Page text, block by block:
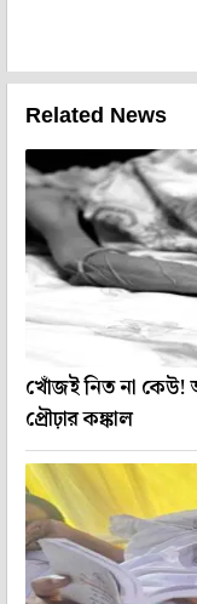
Related News
খোঁজই নিত না কেউ!
প্রৌঢ়ার কঙ্কাল